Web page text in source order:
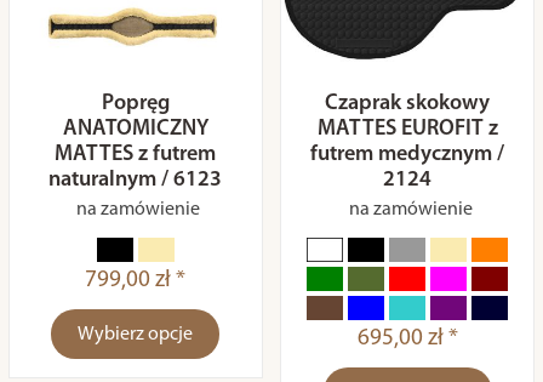
Popręg
ANATOMICZNY
MATTES z futrem
naturalnym / 6123
na zamówienie
799,00 zł *
Wybierz opcje
Czaprak skokowy
MATTES EUROFIT z
futrem medycznym /
2124
na zamówienie
695,00 zł *